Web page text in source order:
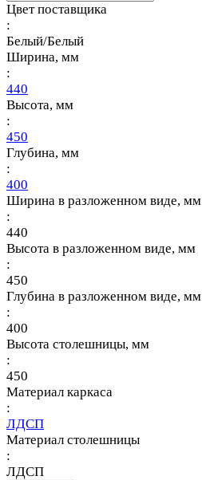
Цвет поставщика
:
Белый/Белый
Ширина, мм
:
440
Высота, мм
:
450
Глубина, мм
:
400
Ширина в разложенном виде, мм
:
440
Высота в разложенном виде, мм
:
450
Глубина в разложенном виде, мм
:
400
Высота столешницы, мм
:
450
Материал каркаса
:
ЛДСП
Материал столешницы
:
ЛДСП